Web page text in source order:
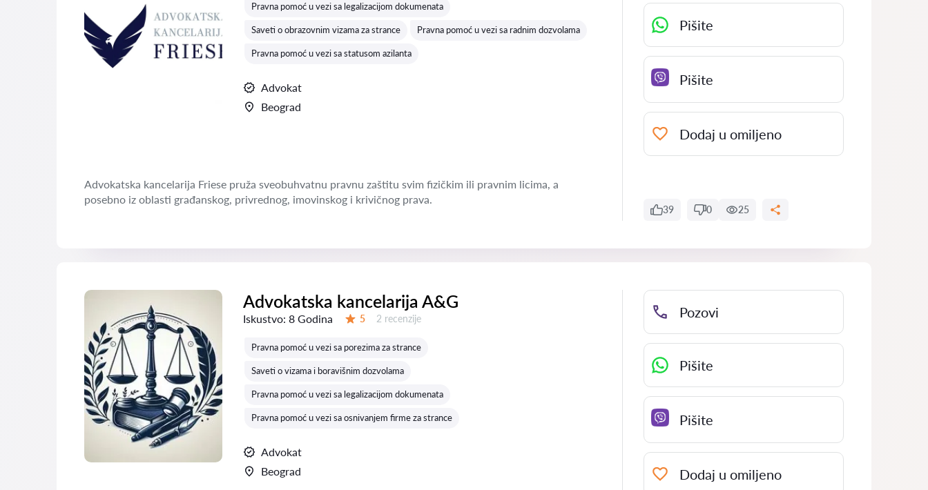
Pravna pomoć u vezi sa legalizacijom dokumenata
Saveti o obrazovnim vizama za strance Pravna pomoć u vezi sa radnim dozvolama
Pravna pomoć u vezi sa statusom azilanta
Advokat
Beograd
Advokatska kancelarija Friese pruža sveobuhvatnu pravnu zaštitu svim fizičkim ili pravnim licima, a
posebno iz oblasti građanskog, privrednog, imovinskog i krivičnog prava.
Pišite
Pišite
Dodaj u omiljeno
39 0 25
Advokatska kancelarija A&G
Iskustvo: 8 Godina 5 Recenzija:
2 recenzije
Pravna pomoć u vezi sa porezima za strance
Saveti o vizama i boravišnim dozvolama
Pravna pomoć u vezi sa legalizacijom dokumenata
Pravna pomoć u vezi sa osnivanjem firme za strance
Advokat
Beograd
Pozovi
Pišite
Pišite
Dodaj u omiljeno